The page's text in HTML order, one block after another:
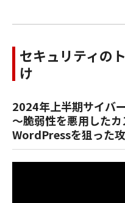
セキュリティの
け
2024年上半期サイバ
～脆弱性を悪用した
WordPressを狙った